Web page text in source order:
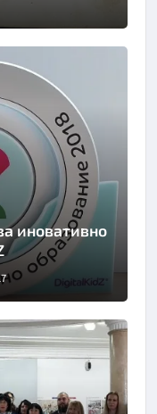
иновативно